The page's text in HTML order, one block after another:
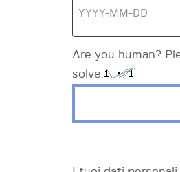
Are you human?
solve: